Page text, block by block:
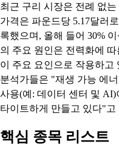
최근 구리 시장은 전례 없는
가격은 파운드당 5.17달러
록했으며, 올해 들어 30%
의 주요 원인은 전력화에
이 주요 요인으로 작용하
분석가들은 "재생 가능 에
사용(예: 데이터 센터 및
타이트하게 만들고 있다"고
핵심 종목 리스트